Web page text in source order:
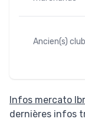
Ancien(s) club
Infos mercato
dernières infos